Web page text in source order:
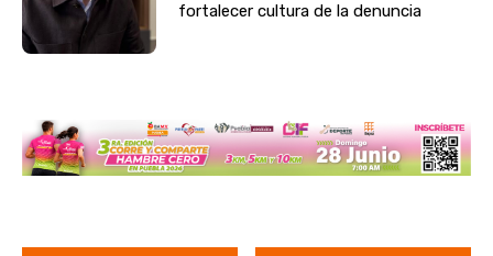
fortalecer cultura de la denuncia